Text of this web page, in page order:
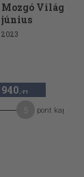
Mozgó Világ
június
2023
940 ,-Ft
pont kapható